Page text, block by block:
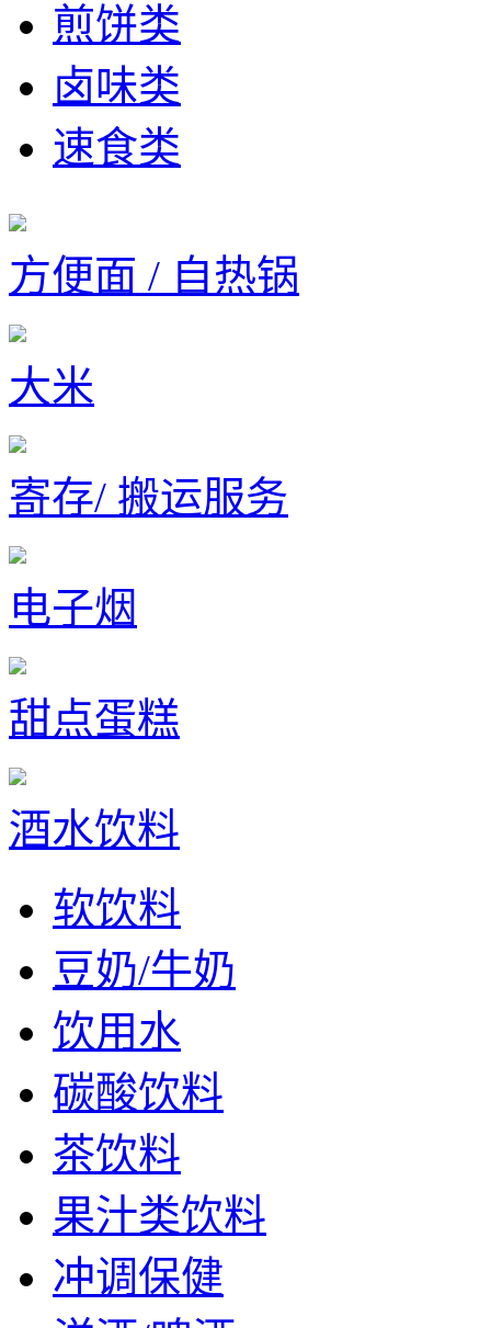
煎饼类
卤味类
速食类
方便面 / 自热锅
大米
寄存/ 搬运服务
电子烟
甜点蛋糕
酒水饮料
软饮料
豆奶/牛奶
饮用水
碳酸饮料
茶饮料
果汁类饮料
冲调保健